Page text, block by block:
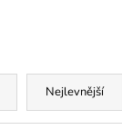
Nejlevnější